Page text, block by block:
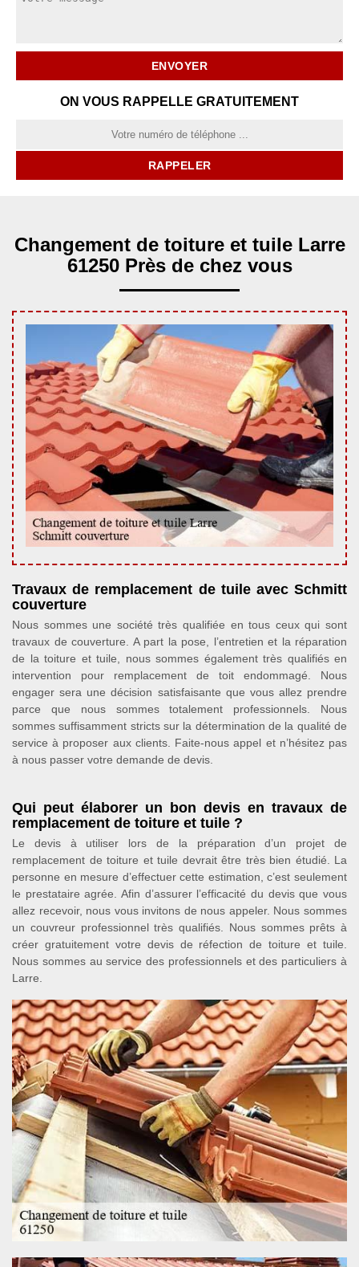
ON VOUS RAPPELLE GRATUITEMENT
Changement de toiture et tuile Larre
61250 Près de chez vous
Travaux de remplacement de tuile avec Schmitt
couverture
Nous sommes une société très qualifiée en tous ceux qui sont
travaux de couverture. A part la pose, l’entretien et la réparation
de la toiture et tuile, nous sommes également très qualifiés en
intervention pour remplacement de toit endommagé. Nous
engager sera une décision satisfaisante que vous allez prendre
parce que nous sommes totalement professionnels. Nous
sommes suffisamment stricts sur la détermination de la qualité de
service à proposer aux clients. Faite-nous appel et n’hésitez pas
à nous passer votre demande de devis.
Qui peut élaborer un bon devis en travaux de
remplacement de toiture et tuile ?
Le devis à utiliser lors de la préparation d’un projet de
remplacement de toiture et tuile devrait être très bien étudié. La
personne en mesure d’effectuer cette estimation, c’est seulement
le prestataire agrée. Afin d’assurer l’efficacité du devis que vous
allez recevoir, nous vous invitons de nous appeler. Nous sommes
un couvreur professionnel très qualifiés. Nous sommes prêts à
créer gratuitement votre devis de réfection de toiture et tuile.
Nous sommes au service des professionnels et des particuliers à
Larre.